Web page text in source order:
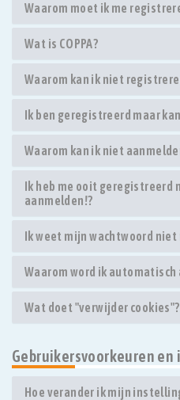
Waarom moet ik me
Wat is COPPA?
Waarom kan ik niet
Ik ben geregistreerd maar
Waarom kan ik niet
Ik heb me ooit geregistreerd
aanmelden!?
Ik weet mijn wachtwoord niet
Waarom word ik automatisch
Wat doet "verwijder cookies"?
Gebruikersvoorkeuren
Hoe verander ik mijn